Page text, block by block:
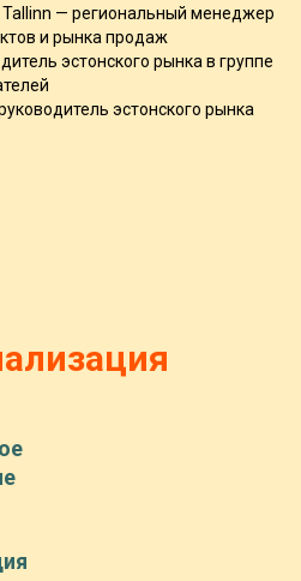
— региональный менеджер
и рынка продаж
эстонского рынка в группе
эстонского рынка